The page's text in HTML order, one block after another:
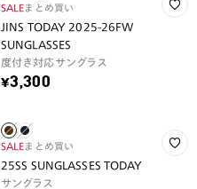
SALEまとめ買い
JINS TODAY 2025-26FW
SUNGLASSES
度付き対応サングラス
¥3,300
SALEまとめ買い
25SS SUNGLASSES TODAY
サングラス